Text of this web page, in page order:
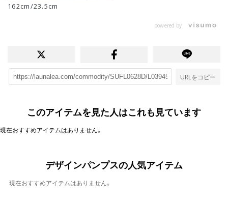
162cm/23.5cm
powered by
URLをコピー
このアイテムを見た人はこれも見ています
現在おすすめアイテムはありません。
デザインパンプスの人気アイテム
現在おすすめアイテムはありません。